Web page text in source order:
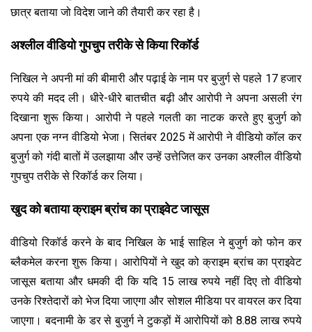
छात्र बताया जो विदेश जाने की तैयारी कर रहा है।
अश्लील वीडियो गुपचुप तरीके से किया रिकॉर्ड
निखिल ने अपनी मां की बीमारी और पढ़ाई के नाम पर बुजुर्ग से पहले 17 हजार
रुपये की मदद ली। धीरे-धीरे बातचीत बढ़ी और आरोपी ने अपना असली रंग
दिखाना शुरू किया। आरोपी ने पहले गलती का नाटक करते हुए बुजुर्ग को
अपना एक नग्न वीडियो भेजा। सितंबर 2025 में आरोपी ने वीडियो कॉल कर
बुजुर्ग को गंदी बातों में उलझाया और उन्हें उत्तेजित कर उनका अश्लील वीडियो
गुपचुप तरीके से रिकॉर्ड कर लिया।
खुद को बताया क्राइम ब्रांच का प्राइवेट जासूस
वीडियो रिकॉर्ड करने के बाद निखिल के भाई साहिल ने बुजुर्ग को फोन कर
ब्लैकमेल करना शुरू किया। आरोपियों ने खुद को क्राइम ब्रांच का प्राइवेट
जासूस बताया और धमकी दी कि यदि 15 लाख रुपये नहीं दिए तो वीडियो
उनके रिश्तेदारों को भेज दिया जाएगा और सोशल मीडिया पर वायरल कर दिया
जाएगा। बदनामी के डर से बुजुर्ग ने टुकड़ों में आरोपियों को 8.88 लाख रुपये